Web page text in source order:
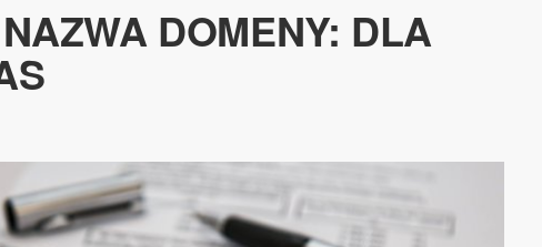
DOMENY: DLA